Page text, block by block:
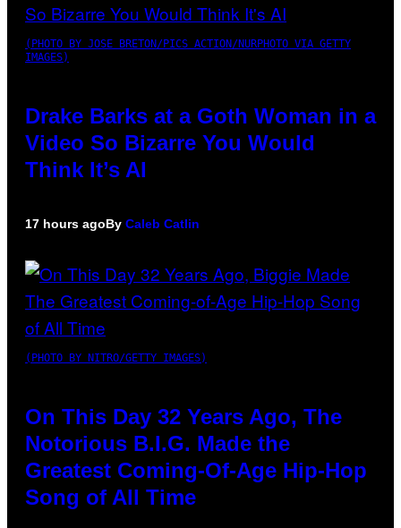
(PHOTO BY JOSE BRETON/PICS ACTION/NURPHOTO VIA GETTY
IMAGES)
Drake Barks at a Goth Woman in a
Video So Bizarre You Would
Think It’s AI
17 hours agoBy Caleb Catlin
(PHOTO BY NITRO/GETTY IMAGES)
On This Day 32 Years Ago, The
Notorious B.I.G. Made the
Greatest Coming-Of-Age Hip-Hop
Song of All Time